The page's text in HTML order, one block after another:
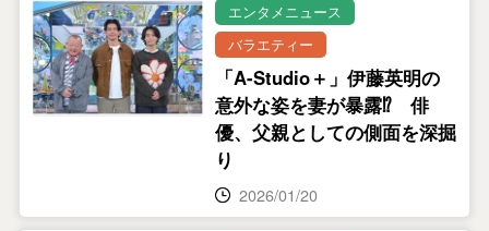
エンタメニュース
バラエティー
「A-Studio＋」伊藤英明の
意外な姿を妻が暴露⁉ 俳
優、父親としての側面を深掘
り
2026/01/20